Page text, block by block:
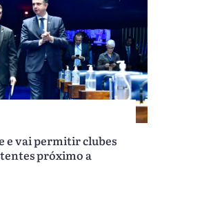
e vai permitir clubes
próximo a